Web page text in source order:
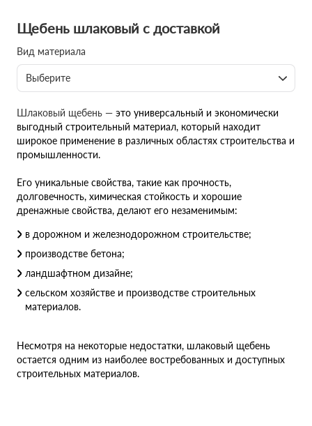
Щебень шлаковый с доставкой
Вид материала
Выберите
Шлаковый щебень — это универсальный и экономически
выгодный строительный материал, который находит
широкое применение в различных областях строительства и
промышленности.
Его уникальные свойства, такие как прочность,
долговечность, химическая стойкость и хорошие
дренажные свойства, делают его незаменимым:
в дорожном и железнодорожном строительстве;
производстве бетона;
ландшафтном дизайне;
сельском хозяйстве и производстве строительных
материалов.
Несмотря на некоторые недостатки, шлаковый щебень
остается одним из наиболее востребованных и доступных
строительных материалов.